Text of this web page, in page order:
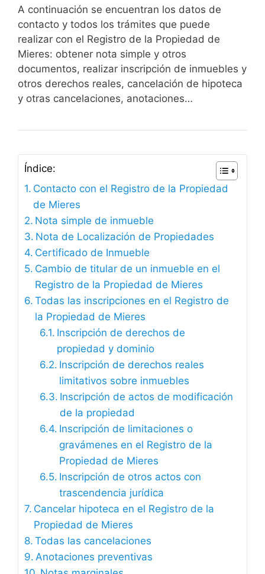
A continuación se encuentran los datos de
contacto y todos los trámites que puede
realizar con el Registro de la Propiedad de
Mieres: obtener nota simple y otros
documentos, realizar inscripción de inmuebles y
otros derechos reales, cancelación de hipoteca
y otras cancelaciones, anotaciones…
Índice:
Contacto con el Registro de la Propiedad
de Mieres
Nota simple de inmueble
Nota de Localización de Propiedades
Certificado de Inmueble
Cambio de titular de un inmueble en el
Registro de la Propiedad de Mieres
Todas las inscripciones en el Registro de
la Propiedad de Mieres
Inscripción de derechos de
propiedad y dominio
Inscripción de derechos reales
limitativos sobre inmuebles
Inscripción de actos de modificación
de la propiedad
Inscripción de limitaciones o
gravámenes en el Registro de la
Propiedad de Mieres
Inscripción de otros actos con
trascendencia jurídica
Cancelar hipoteca en el Registro de la
Propiedad de Mieres
Todas las cancelaciones
Anotaciones preventivas